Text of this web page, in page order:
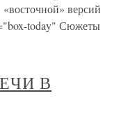
версий
today" Сюжеты
В